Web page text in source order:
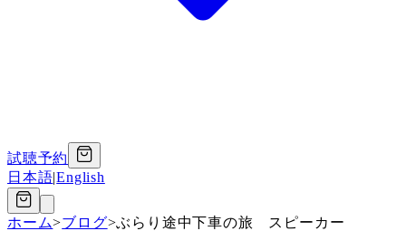
試聴予約
日本語|English
ホーム>ブログ>ぶらり途中下車の旅 スピーカー